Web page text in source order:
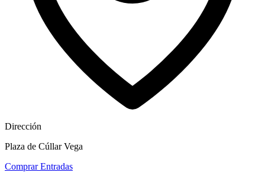
Dirección
Plaza de Cúllar Vega
Comprar Entradas